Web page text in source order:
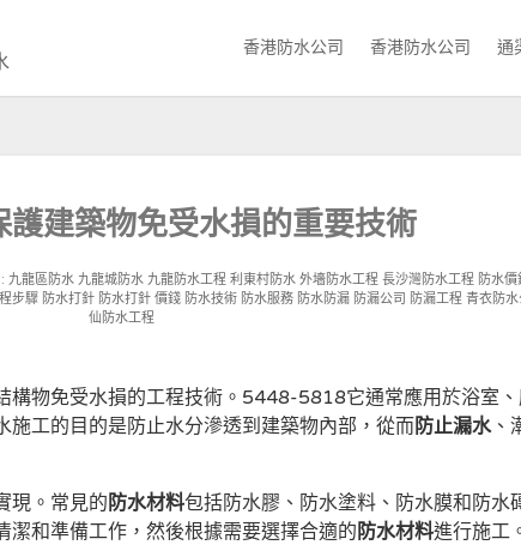
香港防水公司 香港防水公司 通
護建築物免受水損的重要技術
九龍區防水 九龍城防水 九龍防水工程 利東村防水 外墻防水工程 長沙灣防水工程 防水價
步驟 防水打針 防水打針 價錢 防水技術 防水服務 防水防漏 防漏公司 防漏工程 青衣防水
仙防水工程
構物免受水損的工程技術。5448-5818它通常應用於浴室、
工的目的是防止水分滲透到建築物內部，從而 防止漏水、
現。常見的 防水材料包括防水膠、防水塗料、防水膜和防水
和準備工作，然後根據需要選擇合適的 防水材料進行施工